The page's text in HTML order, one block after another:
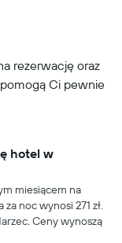
rezerwację oraz
Ci pewnie
hotel w
miesiącem na
noc wynosi 271 zł.
Ceny wynoszą